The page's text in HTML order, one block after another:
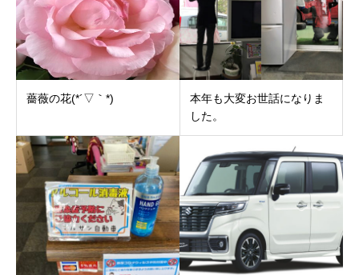
薔薇の花(*´▽｀*)
本年も大変お世話になりま
した。